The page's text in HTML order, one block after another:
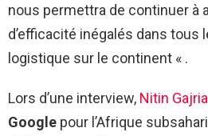
nous permettra de continuer à
d’efficacité inégalés dans tous
logistique sur le continent « .
Lors d’une interview, Nitin Gajria
Google pour l’Afrique